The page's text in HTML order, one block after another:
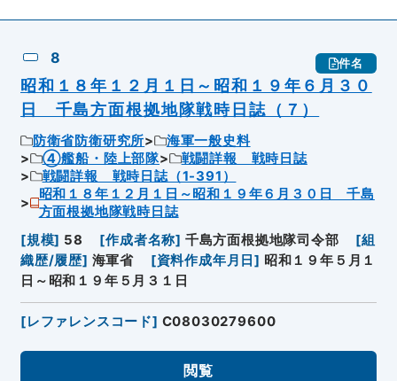
8 件名
昭和１８年１２月１日～昭和１９年６月３０
日 千島方面根拠地隊戦時日誌（７）
防衛省防衛研究所
海軍一般史料
④艦船・陸上部隊
戦闘詳報 戦時日誌
戦闘詳報 戦時日誌（1-391）
昭和１８年１２月１日～昭和１９年６月３０日 千島
方面根拠地隊戦時日誌
[規模] 58 [作成者名称] 千島方面根拠地隊司令部 [組
織歴/履歴] 海軍省 [資料作成年月日] 昭和１９年５月１
日～昭和１９年５月３１日
[レファレンスコード] C08030279600
閲覧